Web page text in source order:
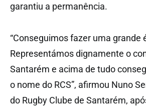
garantiu a permanência.
“Conseguimos fazer uma grande
Representámos dignamente o
Santarém e acima de tudo
o nome do RCS”, afirmou Nuno
do Rugby Clube de Santarém,